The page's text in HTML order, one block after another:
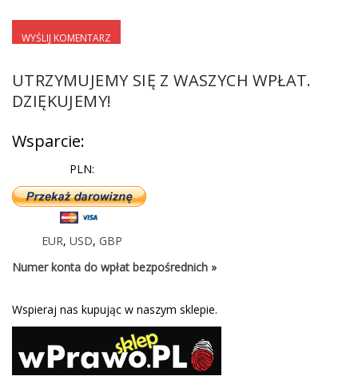
UTRZYMUJEMY SIĘ Z WASZYCH WPŁAT.
DZIĘKUJEMY!
Wsparcie:
PLN:
EUR, USD, GBP
Numer konta do wpłat bezpośrednich »
Wspieraj nas kupując w naszym sklepie.